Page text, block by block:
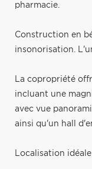
pharmacie.
Construction en
insonorisation.
La copropriété
incluant une
avec vue
ainsi qu'un hall
Localisation idéale